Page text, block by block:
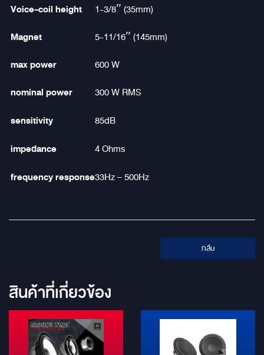
Voice-coil height 1-3/8″ (35mm)
Magnet 5-11/16″ (145mm)
max power 600 W
nominal power 300 W RMS
sensitivity 85dB
impedance 4 Ohms
frequency response33Hz – 500Hz
กลับ
สินค้าที่เกี่ยวข้อง